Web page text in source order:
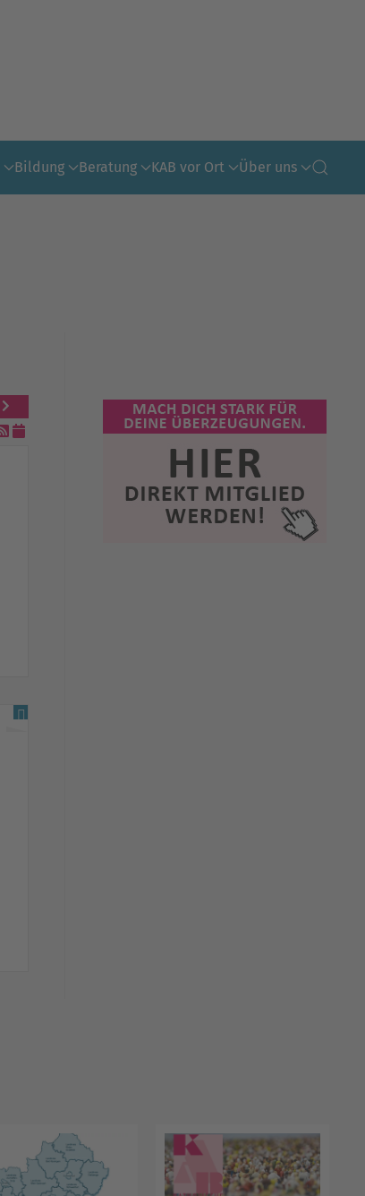
Bildung Beratung KAB vor Ort Über uns